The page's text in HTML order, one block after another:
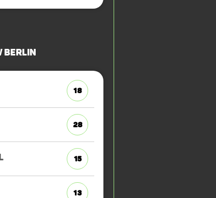
Berlin
18
28
15
13